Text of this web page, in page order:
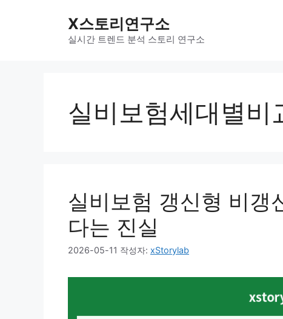
X스토리연구소
실시간 트렌드 분석 스토리 연구소
실비보험세대별비
실비보험 갱신형 비갱
다는 진실
2026-05-11 작성자: xStorylab